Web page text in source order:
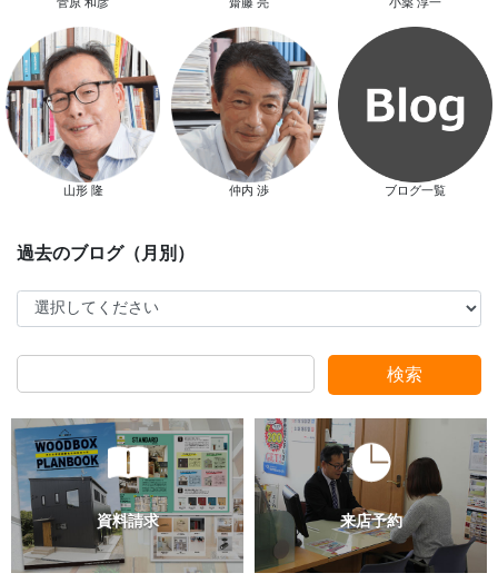
新春特別キャンペーン
スタッフ別ブログ
山形 隆 仲内 渉 ブログ一覧
検索